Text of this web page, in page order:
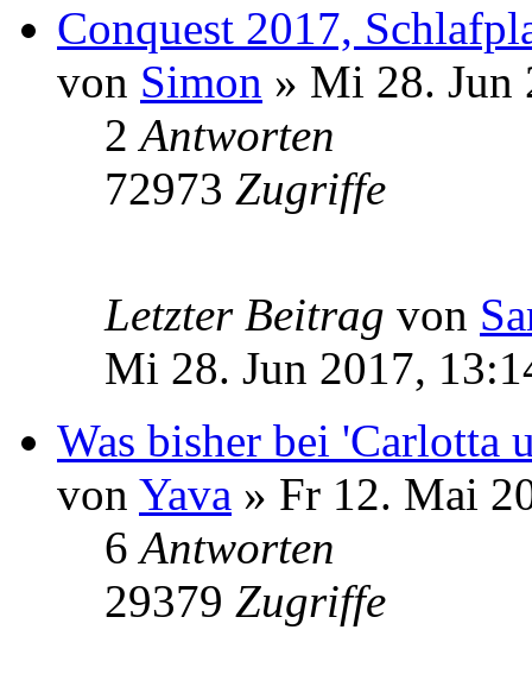
Conquest 2017,
von Simon » Mi 28. Jun
2Antworten
72973 Zugriffe
Letzter Beitrag von
Mi 28. Jun 2017,
Was bisher bei 'Carlotta
von Yava » Fr 12. Mai
6Antworten
29379 Zugriffe